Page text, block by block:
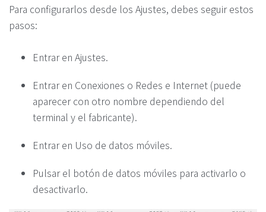
Para configurarlos desde los Ajustes, debes seguir estos
pasos:
Entrar en Ajustes.
Entrar en Conexiones o Redes e Internet (puede
aparecer con otro nombre dependiendo del
terminal y el fabricante).
Entrar en Uso de datos móviles.
Pulsar el botón de datos móviles para activarlo o
desactivarlo.